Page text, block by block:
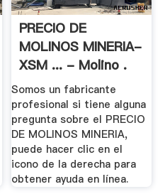
PRECIO DE
MOLINOS MINERIA-
XSM ... - Molino .
Somos un fabricante
profesional si tiene alguna
pregunta sobre el PRECIO
DE MOLINOS MINERIA,
puede hacer clic en el
icono de la derecha para
obtener ayuda en línea.